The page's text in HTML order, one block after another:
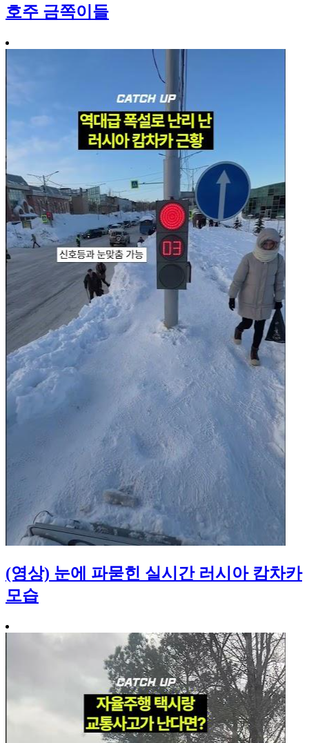
호주 금쪽이들
(영상) 눈에 파묻힌 실시간 러시아 캄차카
모습